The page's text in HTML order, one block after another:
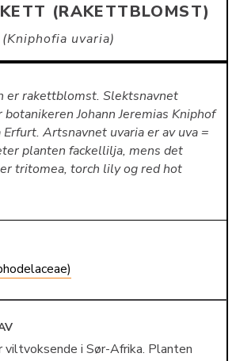
(RAKETTBLOMST)
Kniphofia uvaria
er rakettblomst. Slektsnavnet
Johann Jeremias Kniphof
Artsnavnet uvaria er av uva =
planten fackellilja, mens det
tritomea, torch lily og red hot
viltvoksende i Sør-Afrika. Planten